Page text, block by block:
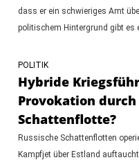
dass er ein schwieriges Amt
politischem Hintergrund gibt es
POLITIK
Hybride
Provokation
Schattenflotte?
Russische Schattenflotten
Kampfjet über Estland